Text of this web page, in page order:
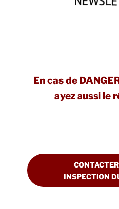
En cas de
ayez aussi le
INSPECTION